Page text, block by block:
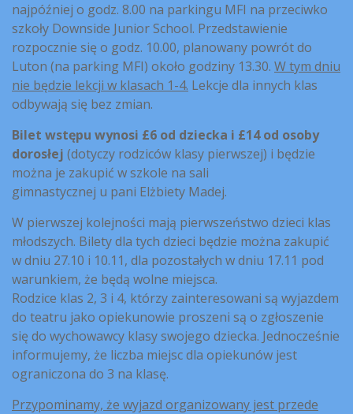
najpóźniej o godz. 8.00 na parkingu MFI na przeciwko
szkoły Downside Junior School. Przedstawienie
rozpocznie się o godz. 10.00, planowany powrót do
Luton (na parking MFI) około godziny 13.30. W tym dniu
nie będzie lekcji w klasach 1-4. Lekcje dla innych klas
odbywają się bez zmian.
Bilet wstępu wynosi £6 od dziecka i £14 od osoby
dorosłej (dotyczy rodziców klasy pierwszej) i będzie
można je zakupić w szkole na sali
gimnastycznej u pani Elżbiety Madej.
W pierwszej kolejności mają pierwszeństwo dzieci klas
młodszych. Bilety dla tych dzieci będzie można zakupić
w dniu 27.10 i 10.11, dla pozostałych w dniu 17.11 pod
warunkiem, że będą wolne miejsca.
Rodzice klas 2, 3 i 4, którzy zainteresowani są wyjazdem
do teatru jako opiekunowie proszeni są o zgłoszenie
się do wychowawcy klasy swojego dziecka. Jednocześnie
informujemy, że liczba miejsc dla opiekunów jest
ograniczona do 3 na klasę.
Przypominamy, że wyjazd organizowany jest przede